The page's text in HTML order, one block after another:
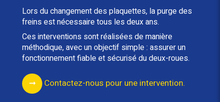
Lors du changement des plaquettes, la purge des
freins est nécessaire tous les deux ans.
Ces interventions sont réalisées de manière
méthodique, avec un objectif simple : assurer un
fonctionnement fiable et sécurisé du deux-roues.
Contactez-nous pour une intervention.